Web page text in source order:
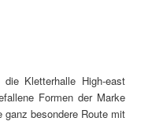
Kletterhalle High-east
Formen der Marke
besondere Route mit